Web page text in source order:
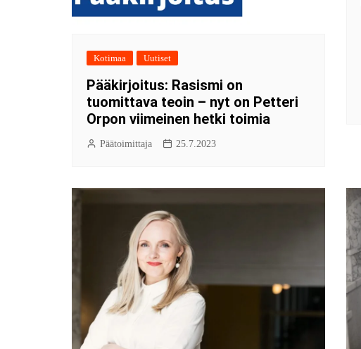
Kotimaa Uutiset
Pääkirjoitus: Rasismi on
tuomittava teoin – nyt on Petteri
Orpon viimeinen hetki toimia
Päätoimittaja 25.7.2023